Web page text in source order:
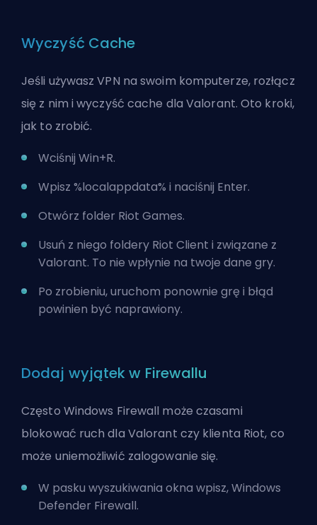
Wyczyść Cache
Jeśli używasz VPN na swoim komputerze, rozłącz
się z nim i wyczyść cache dla Valorant. Oto kroki,
jak to zrobić.
Wciśnij Win+R.
Wpisz %localappdata% i naciśnij Enter.
Otwórz folder Riot Games.
Usuń z niego foldery Riot Client i związane z
Valorant. To nie wpłynie na twoje dane gry.
Po zrobieniu, uruchom ponownie grę i błąd
powinien być naprawiony.
Dodaj wyjątek w Firewallu
Często Windows Firewall może czasami
blokować ruch dla Valorant czy klienta Riot, co
może uniemożliwić zalogowanie się.
W pasku wyszukiwania okna wpisz, Windows
Defender Firewall.